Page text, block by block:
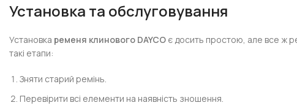
Установка та обслуговування
Установка ременя клинового DAYCO є досить простою, але все ж
такі етапи:
Зняти старий ремінь.
Перевірити всі елементи на наявність зношення.